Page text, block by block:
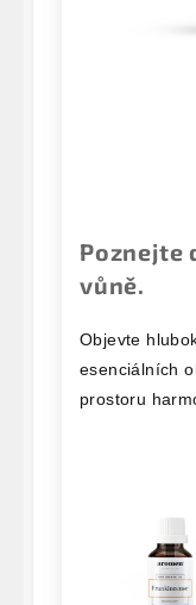
Poznejte
vůně.
Objevte
esenciálních
prostoru